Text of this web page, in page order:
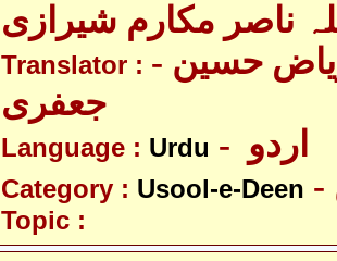
ناصر مکارم شیرازی
Translator : - مولانا ریاض حسین
Language : Urdu
Category : Usool-e-Deen
Topic :